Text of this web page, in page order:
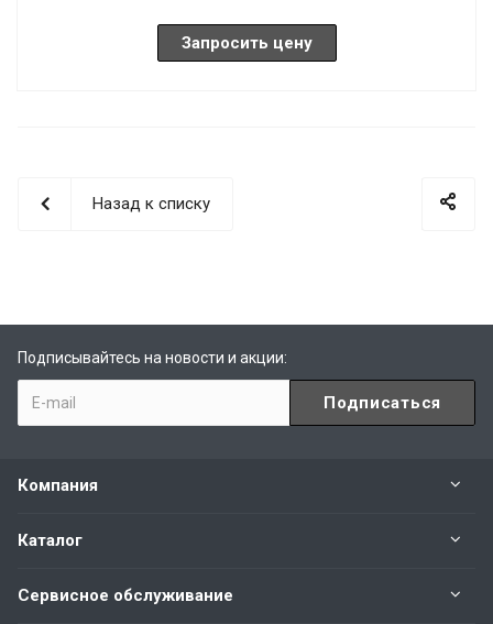
Запросить цену
Назад к списку
Подписывайтесь на новости и акции:
Компания
Каталог
Сервисное обслуживание